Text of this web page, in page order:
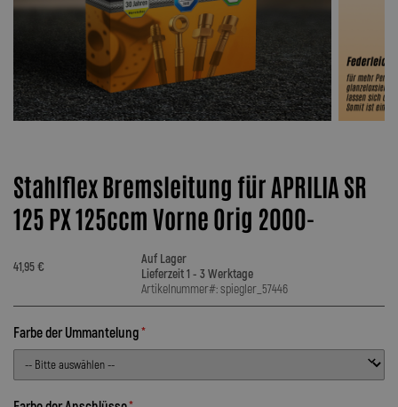
Stahlflex Bremsleitung für APRILIA SR
125 PX 125ccm Vorne Orig 2000-
41,95 €
Auf Lager
Lieferzeit 1 - 3 Werktage
Artikelnummer#: spiegler_57446
Farbe der Ummantelung